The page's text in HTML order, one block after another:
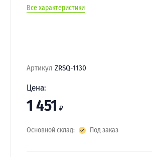
Все характеристики
Артикул ZRSQ-1130
Цена:
1 451 ₽
Основной склад: Под заказ